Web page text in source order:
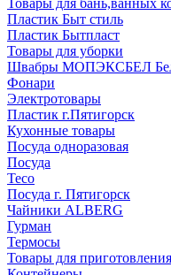
Товары для бань,ванных
Пластик Быт стиль
Пластик Бытпласт
Товары для уборки
Швабры МОПЭКСБЕЛ
Фонари
Электротовары
Пластик г.Пятигорск
Кухонные товары
Посуда одноразовая
Посуда
Teco
Посуда г. Пятигорск
Чайники ALBERG
Гурман
Термосы
Товары для